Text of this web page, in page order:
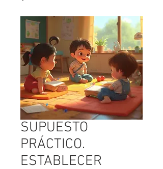
SUPUESTO
PRÁCTICO.
ESTABLECER